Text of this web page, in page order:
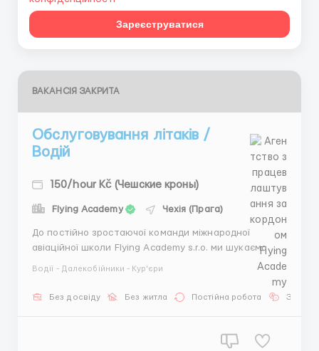
Зареєструватися
ВАКАНСІЯ ЗАКРИТА
Обслуговування літаків /
Водій
150/hour Kč (Чешские кроны)
Flying Academy Чехія (Прага)
До постійно зростаючої команди міжнародної
авіаційної школи Flying Academy s.r.o. ми шукаємо
Academy s.r.o. Особливо вітаються любителі авіації!
Водії - Далекобійники - Кур'єри
Без досвіду Без житла Постійна робота Знання